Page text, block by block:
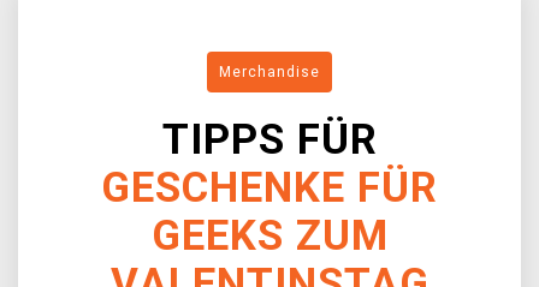
XZONE CLUB
Merchandise
TIPPS FÜR
GESCHENKE FÜR
GEEKS ZUM